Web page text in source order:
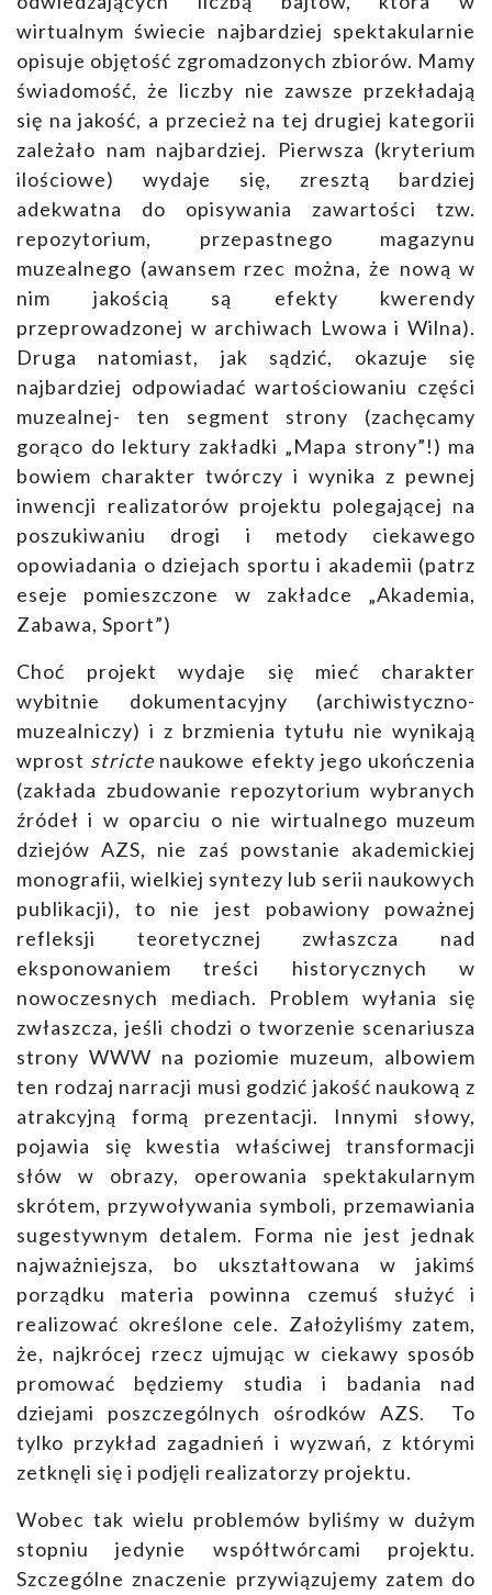
wirtualnym świecie najbardziej spektakularnie
opisuje objętość zgromadzonych zbiorów. Mamy
świadomość, że liczby nie zawsze przekładają
się na jakość, a przecież na tej drugiej kategorii
zależało nam najbardziej. Pierwsza (kryterium
ilościowe) wydaje się, zresztą bardziej
adekwatna do opisywania zawartości tzw.
repozytorium, przepastnego magazynu
muzealnego (awansem rzec można, że nową w
nim jakością są efekty kwerendy
przeprowadzonej w archiwach Lwowa i Wilna).
Druga natomiast, jak sądzić, okazuje się
najbardziej odpowiadać wartościowaniu części
muzealnej- ten segment strony (zachęcamy
gorąco do lektury zakładki „Mapa strony”!) ma
bowiem charakter twórczy i wynika z pewnej
inwencji realizatorów projektu polegającej na
poszukiwaniu drogi i metody ciekawego
opowiadania o dziejach sportu i akademii (patrz
eseje pomieszczone w zakładce „Akademia,
Zabawa, Sport”)
Choć projekt wydaje się mieć charakter
wybitnie dokumentacyjny (archiwistyczno-
muzealniczy) i z brzmienia tytułu nie wynikają
wprost strictenaukowe efekty jego ukończenia
(zakłada zbudowanie repozytorium wybranych
źródeł i w oparciu o nie wirtualnego muzeum
dziejów AZS, nie zaś powstanie akademickiej
monografii, wielkiej syntezy lub serii naukowych
publikacji), to nie jest pobawiony poważnej
refleksji teoretycznej zwłaszcza nad
eksponowaniem treści historycznych w
nowoczesnych mediach. Problem wyłania się
zwłaszcza, jeśli chodzi o tworzenie scenariusza
strony WWW na poziomie muzeum, albowiem
ten rodzaj narracji musi godzić jakość naukową z
atrakcyjną formą prezentacji. Innymi słowy,
pojawia się kwestia właściwej transformacji
słów w obrazy, operowania spektakularnym
skrótem, przywoływania symboli, przemawiania
sugestywnym detalem. Forma nie jest jednak
najważniejsza, bo ukształtowana w jakimś
porządku materia powinna czemuś służyć i
realizować określone cele. Założyliśmy zatem,
że, najkrócej rzecz ujmując w ciekawy sposób
promować będziemy studia i badania nad
dziejami poszczególnych ośrodków AZS. To
tylko przykład zagadnień i wyzwań, z którymi
zetknęli się i podjęli realizatorzy projektu.
Wobec tak wielu problemów byliśmy w dużym
stopniu jedynie współtwórcami projektu.
Szczególne znaczenie przywiązujemy zatem do